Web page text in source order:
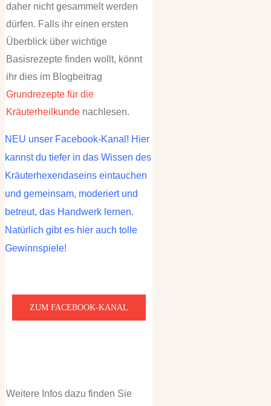
daher nicht gesammelt werden
dürfen. Falls ihr einen ersten
Überblick über wichtige
Basisrezepte finden wollt, könnt
ihr dies im Blogbeitrag
Grundrezepte für die
Kräuterheilkundenachlesen.
NEU unser Facebook-Kanal! Hier
kannst du tiefer in das Wissen des
Kräuterhexendaseins eintauchen
und gemeinsam, moderiert und
betreut, das Handwerk lernen.
Natürlich gibt es hier auch tolle
Gewinnspiele!
ZUM FACEBOOK-KANAL
Weitere Infos dazu finden Sie